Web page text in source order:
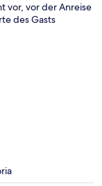
vor, vor der Anreise
des Gasts